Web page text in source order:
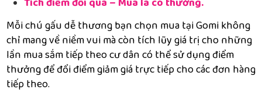
Tích điểm đổi quà – Mua là có thưởng.
Mỗi chú gấu dễ thương bạn chọn mua tại Gomi không
chỉ mang về niềm vui mà còn tích lũy giá trị cho những
lần mua sắm tiếp theo cư dân có thể sử dụng điểm
thưởng để đổi điểm giảm giá trực tiếp cho các đơn hàng
tiếp theo.